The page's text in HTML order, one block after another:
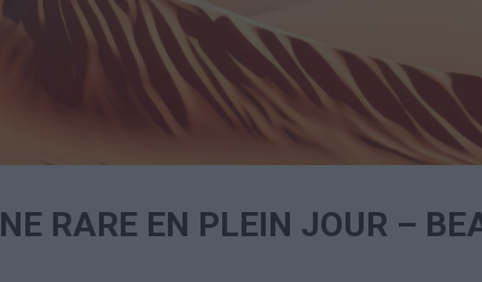
RARE EN PLEIN JOUR –